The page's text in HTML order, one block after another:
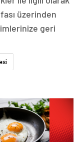
üzerinden
geri